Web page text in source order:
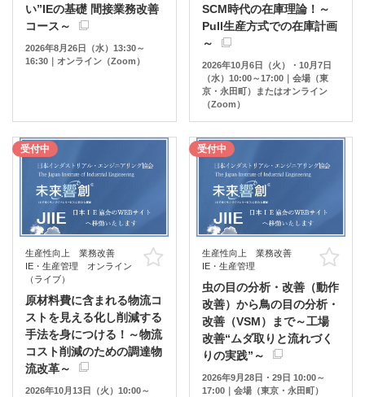
い”IEの基礎 間接業務改善
コース～
2026年8月26日（水）13:30～
16:30｜オンライン（Zoom）
SCM時代の在庫理論！～
Pull生産方式での在庫計画
～
2026年10月6日（火）・10月7日
（水）10:00～17:00｜会場（東
京・永田町）またはオンライン
（Zoom）
受付中
生産性向上 業務改善
IE・生産管理 オンライン
（ライブ）
お気に入り
原材料費に含まれる物流コ
ストを見える化し削減する
手法を身につける！～物流
コスト削減のための調達物
流改革～
2026年10月13日（火）10:00～
受付中
生産性向上 業務改善
IE・生産管理
虫の目の分析・改善（動作
改善）から鳥の目の分析・
改善（VSM）まで～工場
改善“ムダ取りと流れづく
りの実践”～
2026年9月28日・29日 10:00～
17:00｜会場（東京・永田町）